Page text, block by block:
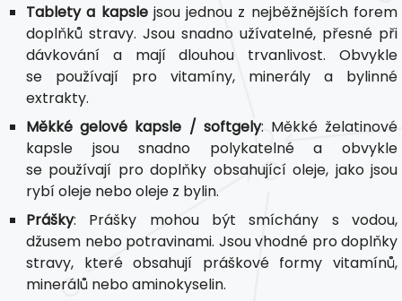
Tablety a kapslejsou jednou z nejběžnějších forem
doplňků stravy. Jsou snadno užívatelné, přesné při
dávkování a mají dlouhou trvanlivost. Obvykle
se používají pro vitamíny, minerály a bylinné
extrakty.
Měkké gelové kapsle / softgely: Měkké želatinové
kapsle jsou snadno polykatelné a obvykle
se používají pro doplňky obsahující oleje, jako jsou
rybí oleje nebo oleje z bylin.
Prášky: Prášky mohou být smíchány s vodou,
džusem nebo potravinami. Jsou vhodné pro doplňky
stravy, které obsahují práškové formy vitamínů,
minerálů nebo aminokyselin.